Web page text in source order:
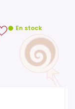
En stock